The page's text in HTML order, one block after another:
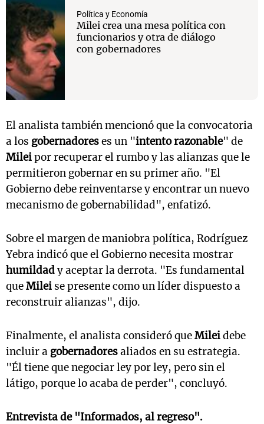
Política y Economía
Milei crea una mesa política con
funcionarios y otra de diálogo
con gobernadores
El analista también mencionó que la convocatoria
a los gobernadoreses un "intento razonable" de
Mileipor recuperar el rumbo y las alianzas que le
permitieron gobernar en su primer año. "El
Gobierno debe reinventarse y encontrar un nuevo
mecanismo de gobernabilidad", enfatizó.
Sobre el margen de maniobra política, Rodríguez
Yebra indicó que el Gobierno necesita mostrar
humildady aceptar la derrota. "Es fundamental
queMilei se presente como un líder dispuesto a
reconstruir alianzas", dijo.
Finalmente, el analista consideró queMileidebe
incluir a gobernadoresaliados en su estrategia.
"Él tiene que negociar ley por ley, pero sin el
látigo, porque lo acaba de perder", concluyó.
Entrevista de "Informados, al regreso".